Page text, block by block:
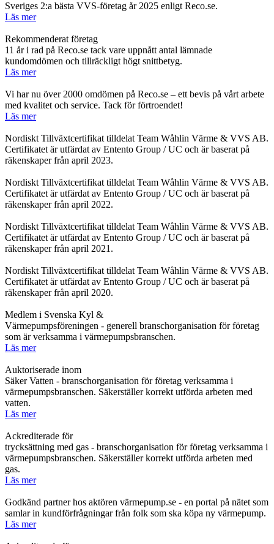
Sveriges 2:a bästa VVS-företag år 2025 enligt Reco.se.
Läs mer
Rekommenderat företag
11 år i rad på Reco.se tack vare uppnått antal lämnade
kundomdömen och tillräckligt högt snittbetyg.
Läs mer
Vi har nu över 2000 omdömen på Reco.se – ett bevis på vårt arbete
med kvalitet och service. Tack för förtroendet!
Läs mer
Nordiskt Tillväxtcertifikat tilldelat Team Wåhlin Värme & VVS AB.
Certifikatet är utfärdat av Entento Group / UC och är baserat på
räkenskaper från april 2023.
Nordiskt Tillväxtcertifikat tilldelat Team Wåhlin Värme & VVS AB.
Certifikatet är utfärdat av Entento Group / UC och är baserat på
räkenskaper från april 2022.
Nordiskt Tillväxtcertifikat tilldelat Team Wåhlin Värme & VVS AB.
Certifikatet är utfärdat av Entento Group / UC och är baserat på
räkenskaper från april 2021.
Nordiskt Tillväxtcertifikat tilldelat Team Wåhlin Värme & VVS AB.
Certifikatet är utfärdat av Entento Group / UC och är baserat på
räkenskaper från april 2020.
Medlem i Svenska Kyl &
Värmepumpsföreningen - generell branschorganisation för företag
som är verksamma i värmepumpsbranschen.
Läs mer
Auktoriserade inom
Säker Vatten - branschorganisation för företag verksamma i
värmepumpsbranschen. Säkerställer korrekt utförda arbeten med
vatten.
Läs mer
Ackrediterade för
trycksättning med gas - branschorganisation för företag verksamma i
värmepumpsbranschen. Säkerställer korrekt utförda arbeten med
gas.
Läs mer
Godkänd partner hos aktören värmepump.se - en portal på nätet som
samlar in kundförfrågningar från folk som ska köpa ny värmepump.
Läs mer